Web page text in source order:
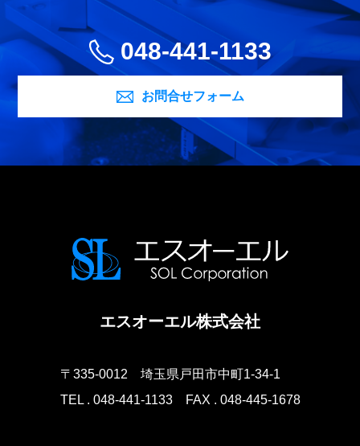
048-441-1133
お問合せフォーム
エスオーエル株式会社
〒335-0012 埼玉県戸田市中町1-34-1
TEL . 048-441-1133
FAX . 048-445-1678